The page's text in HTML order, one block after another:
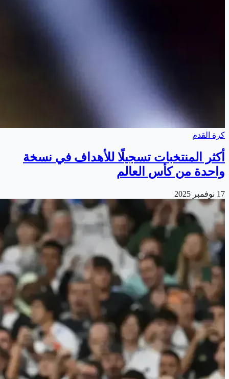
كرة القدم
أكثر المنتخبات تسجيلًا للأهداف في نسخة
واحدة من كأس العالم
17 نوفمبر 2025